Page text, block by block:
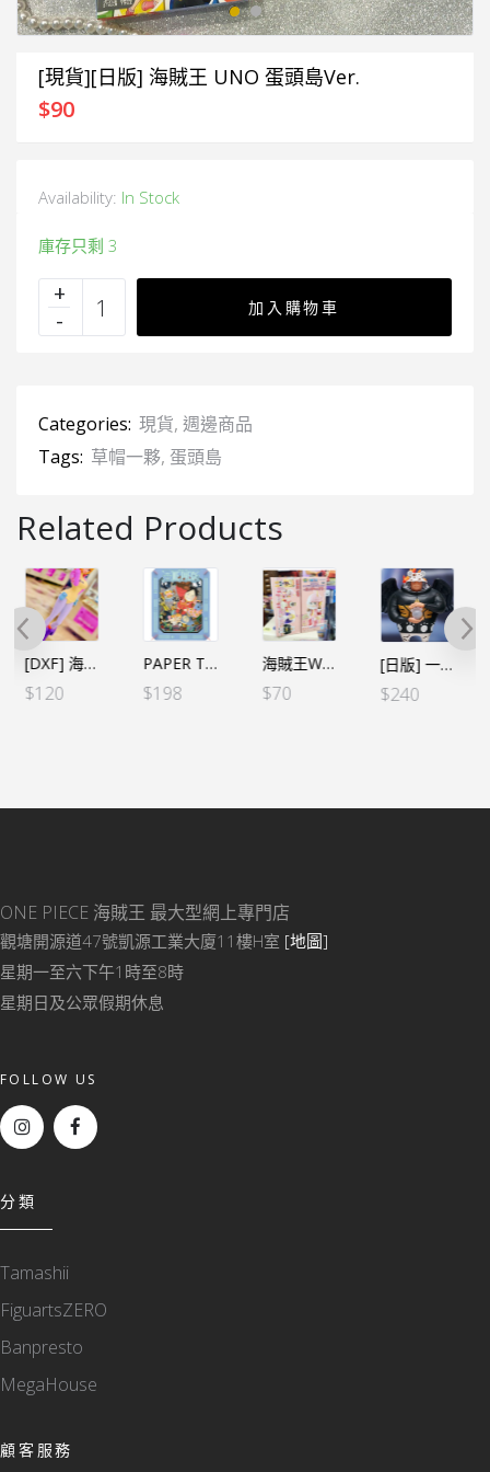
[現貨][日版] 海賊王 UNO 蛋頭島Ver.
$90
Availability: In Stock
庫存只剩 3
加入購物車
Categories: 現貨, 週邊商品
Tags: 草帽一夥, 蛋頭島
Related Products
PAPER THEATER 蛋頭島 PT-J05
$198
海賊王WCF -蛋頭島篇 VOL.5 – 阿特拉斯（行）
$70
[日版] 一番くじ -蛋頭島- G賞 S熊
$240
[日版] 一番くじ -蛋頭島- A賞 路飛
$220
ONE PIECE 海賊王 最大型網上專門店
觀塘開源道47號凱源工業大廈11樓H室 [地圖]
星期一至六下午1時至8時
星期日及公眾假期休息
FOLLOW US
分類
Tamashii
FiguartsZERO
Banpresto
MegaHouse
顧客服務